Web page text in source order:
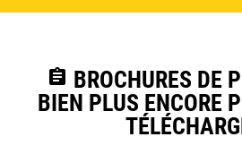
assignment BROCHURES DE
BIEN PLUS ENCORE